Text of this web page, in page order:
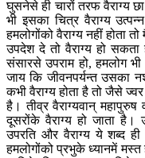
घुसनेसे ही चारों तरफ वैराग्य
भी इसका चित्र वैराग्य
हमलोगोंको वैराग्य नहीं होता
उपदेश दे तो वैराग्य हो
संसारसे उपराम हो, हमलोग
जाय कि जीवनपर्यन्त उसका
कभी वैराग्य होता है तो जैसे
है। तीव्र वैराग्यवान्
दूसरोंके वैराग्य हो जाता
उपरति और वैराग्य ये शब्द
हमलोगोंको प्रभुके ध्यानमें मस्त